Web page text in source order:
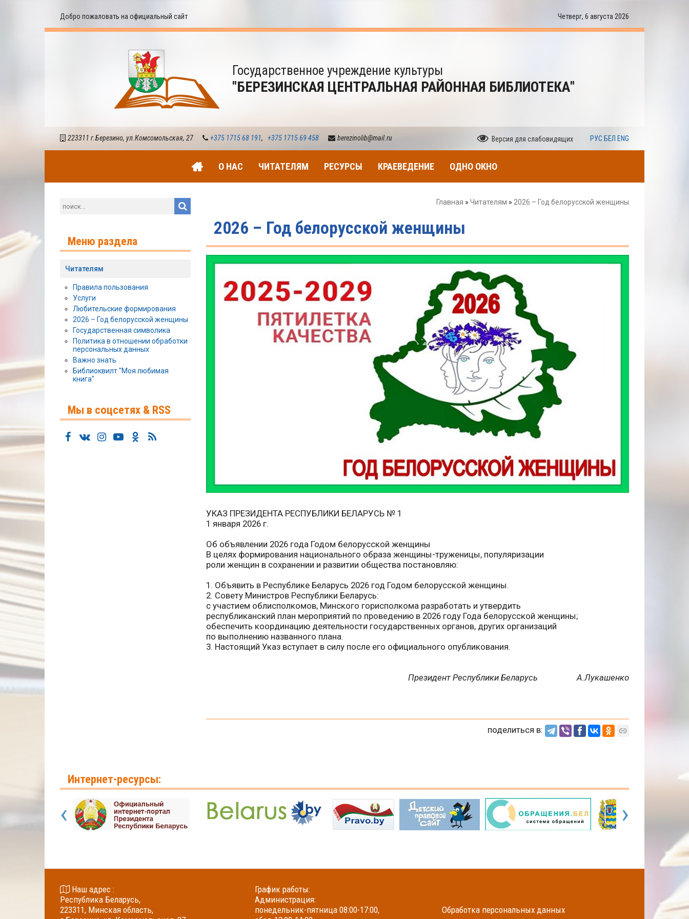
Добро пожаловать на официальный сайт Четверг, 6 августа 2026
Государственное учреждение культуры
"БЕРЕЗИНСКАЯ ЦЕНТРАЛЬНАЯ РАЙОННАЯ БИБЛИОТЕКА"
223311 г.Березино, ул.Комсомольская, 27 +375 1715 68 191, +375 1715 69 458 berezinolib@mail.ru Версия для слабовидящих РУС БЕЛ ENG
О НАС ЧИТАТЕЛЯМ РЕСУРСЫ КРАЕВЕДЕНИЕ ОДНО ОКНО
Главная » Читателям » 2026 – Год белорусской женщины
2026 – Год белорусской женщины
УКАЗ ПРЕЗИДЕНТА РЕСПУБЛИКИ БЕЛАРУСЬ № 1
1 января 2026 г.
Об объявлении 2026 года Годом белорусской женщины
В целях формирования национального образа женщины-труженицы, популяризации
роли женщин в сохранении и развитии общества постановляю:
1. Объявить в Республике Беларусь 2026 год Годом белорусской женщины.
2. Совету Министров Республики Беларусь:
с участием облисполкомов, Минского горисполкома разработать и утвердить
республиканский план мероприятий по проведению в 2026 году Года белорусской женщины;
обеспечить координацию деятельности государственных органов, других организаций
по выполнению названного плана.
3. Настоящий Указ вступает в силу после его официального опубликования.
Президент Республики Беларусь А.Лукашенко
поделиться в:
Меню раздела
Читателям
Правила пользования
Услуги
Любительские формирования
2026 – Год белорусской женщины
Государственная символика
Политика в отношении обработки
персональных данных
Важно знать
Библиоквилт "Моя любимая
книга"
Мы в соцсетях & RSS
Интернет-ресурсы:
‹ ›
Наш адрес :
Республика Беларусь,
223311, Минская область,
График работы:
Администрация:
понедельник-пятница 08:00-17:00,
Обработка персональных данных